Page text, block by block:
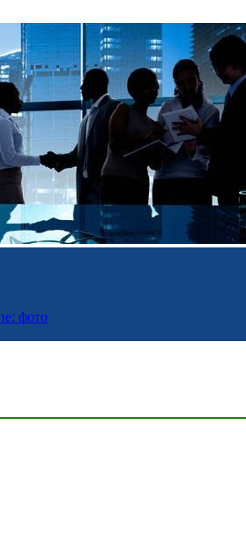
фото